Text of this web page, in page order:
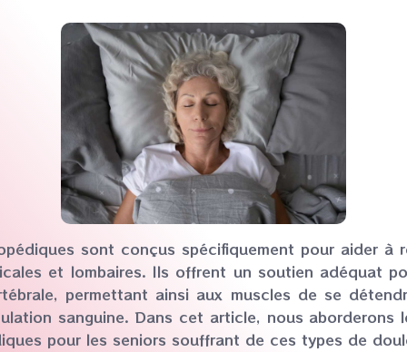
sont conçus spécifiquement pour aider à
et lombaires. Ils offrent un soutien adéquat
permettant ainsi aux muscles de se
sanguine. Dans cet article, nous aborderons
pour les seniors souffrant de ces types de